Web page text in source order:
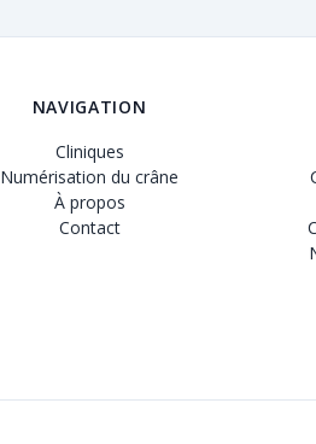
NAVIGATION
Cliniques
Numérisation du crâne
À propos
Contact